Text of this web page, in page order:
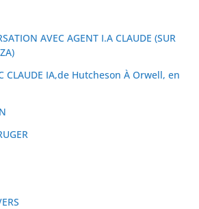
AVEC AGENT I.A CLAUDE (SUR
CLAUDE IA,de Hutcheson À Orwell, en